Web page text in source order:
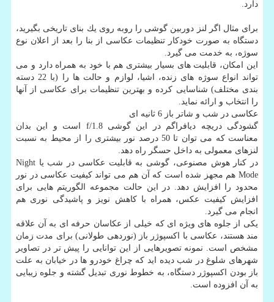
دارد.
برای مثال اگر لنز دوربین گوشی را روبه روی یك بنای تاریخی بگیرید،
دستگاه به صورت خودكار تنظیمات عكاسی از بنا را بعد از اعلان نوع
سوژه، به خدمت می گیرد.
این امكان، قابلیت های بسیار بیشتری هم با خود به همراه دارد و می
تواند انواع سوژه های زنده، اشیا، لوازم و حالت ها را (با 22 دسته
بندی مختلف) شناسایی كرده و بهترین تنظیمات برای عكاسی از آنها
را انتخاب و ارائه نماید.
عكاسی در شب و شاتر باز 6 ثانیه ای
گشودگی دریچه دیافراگم در این گوشی f/1.8 است و این بدان
معناست كه می توان تا 50 درصد نور بیشتری را از محیط به نسبت
لنزهای معمولی به داخل حسگر راه دهد.
در كنار هوش مصنوعی، گوشی به قابلیت عكاسی در شب یا Night
Mode هم مجهز شده است كه آن هم می تواند كیفیت عكاسی در نور
محدود را افزایش دهد. در این حالت مجموعه الگوریتم هایی برای
افزایش كیفیت عكس، همراه با كاهش نویز و پاشیدگی نوری هم
انجام می گیرد.
یكی از جلوه های ویژه ای كه خیلی از عكاسان حرفه ای به آن علاقه
مند هستند، عكاسی با اكسپوژر باز (نوردهی طولانی) برای مدت زمان
مشخص است. نمونه تصویرهایی از این توانایی را پیش تر در تصاویر
شهرهای شلوغ در شب دیده اید كه چراغ خودرو ها در خیابان به علت
باز بودن اكسپوژر دستگاه، به خطوط نوری تبدیل گشته و جلوه زیبایی
به آن افزوده است.